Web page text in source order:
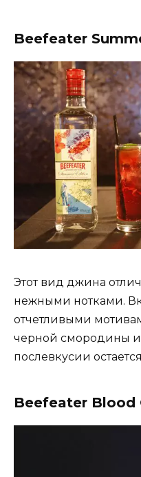
Beefeater
Этот вид джина
нежными нотками.
отчетливыми
черной смородины и
послевкусии
Beefeater Blood